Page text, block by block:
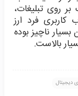
بر روی تبلیغات،
فرد ارز
بسیار ناچیز بوده
بالاست.
دیجیتال